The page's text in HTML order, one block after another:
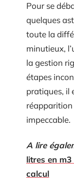
Pour se
quelques
toute la
minutieux,
la gestion
étapes
pratiques, il
réapparition
impeccable.
A lire
litres en
calcul